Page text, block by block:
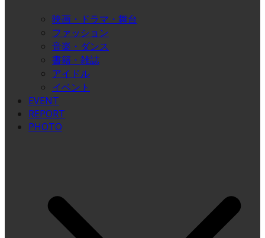
映画・ドラマ・舞台
ファッション
音楽・ダンス
書籍・雑誌
アイドル
イベント
EVENT
REPORT
PHOTO